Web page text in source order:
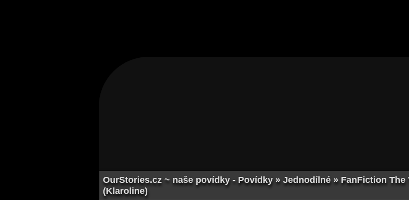
OurStories.cz ~ naše povídky - Povídky » Jednodílné » FanFiction
(Klaroline)